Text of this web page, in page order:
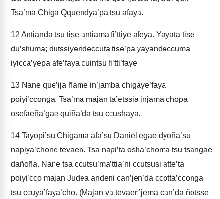
Tsa’ma Chiga Qquendya’pa tsu afaya.
12 Antianda tsu tise antiama fi’ttiye afeya. Yayata tise
du’shuma; dutssiyendeccuta tise’pa yayandeccuma
iyicca’yepa afe’faya cuintsu fi’tti’faye.
13 Nane que’ija ñame in’jamba chigaye’faya
poiyi’cconga. Tsa’ma majan ta’etssia injama’chopa
osefaeña’gae quiña’da tsu ccushaya.
14 Tayopi’su Chigama afa’su Daniel egae dyoña’su
napiya’chone tevaen. Tsa napi’ta osha’choma tsu tsangae
dañoña. Nane tsa ccutsu’ma’ttia’ni ccutsusi atte’ta
poiyi’cco majan Judea andeni can’jen’da ccotta’cconga
tsu ccuya’faya’cho. (Majan va tevaen’jema can’da ñotsse